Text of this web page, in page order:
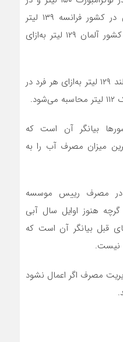
ایرلند ۱۴۲ لیتر است. این میزان در کشور فرانسه ۱۳۹ لیتر
به‌ازای هر فرد در شبانه‌روز و در کشور آلمان ۱۲۹ لیتر به‌ازای
میزان مصرف هر فرد در کشور هلند ۱۲۹ لیتر به‌ازای هر فرد در
بیانگر آن است که
میزان مصرف آب را به
در مصرف رییس موسسه
هنوز اوایل سال آبی
قبل بیانگر آن است که
نیست.
مصرف اگر اعمال نشود